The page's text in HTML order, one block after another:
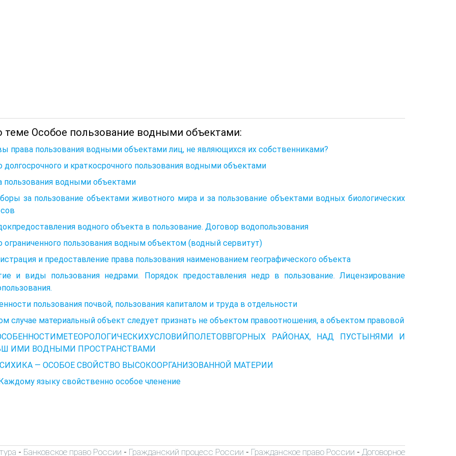
теме Особое пользование водными объектами:
права пользования водными объектами лиц, не являющихся их собственниками?
долгосрочного и краткосрочного пользования водными объектами
пользования водными объектами
за пользование объектами животного мира и за пользование объектами водных биологических
водного объекта в пользование. Договор водопользования
ограниченного пользования водным объектом (водный сервитут)
и предоставление права пользования наименованием географического объекта
и виды пользования недрами. Порядок предоставления недр в пользование. Лицензирование
пользования почвой, пользования капиталом и труда в отдельности
случае материальный объект следует признать не объектом правоотношения, а объектом правовой
РАЙОНАХ, НАД ПУСТЫНЯМИ И
ИМИ ВОДНЫМИ ПРОСТРАНСТВАМИ
— ОСОБОЕ СВОЙСТВО ВЫСОКООРГАНИЗОВАННОЙ МАТЕРИИ
языку свойственно особое членение
- Банковское право России - Гражданский процесс России - Гражданское право России - Договорное